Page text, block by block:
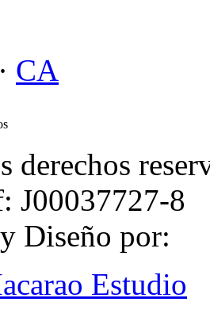
· CA
derechos
8
Diseño por:
Estudio